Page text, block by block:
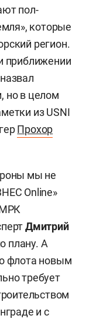
пол-
которые
регион.
приближении
но в целом
из USNI
Прохор
мы не
Online»
МРК
Дмитрий
плану. А
флота новым
требует
и с